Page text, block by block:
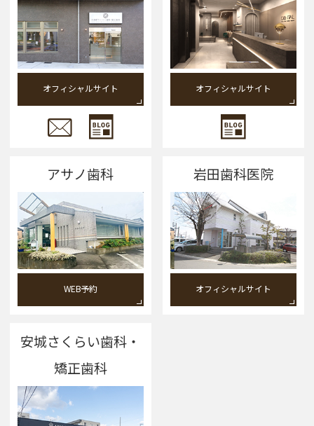
オフィシャルサイト オフィシャルサイト
アサノ歯科
WEB予約
岩田歯科医院
オフィシャルサイト
安城さくらい歯科・
矯正歯科